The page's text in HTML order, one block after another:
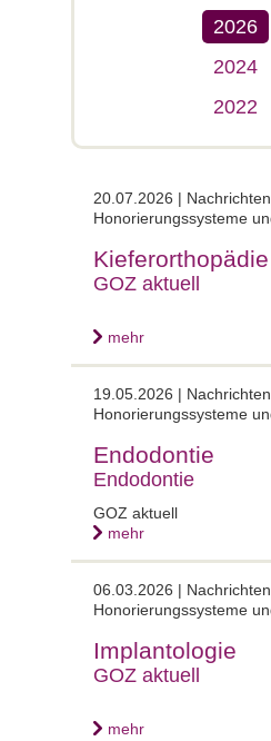
2026
2024
2022
20.07.2026 |
Honorierungssysteme
Kieferorthopädie
GOZ aktuell
mehr
19.05.2026 |
Honorierungssysteme
Endodontie
Endodontie
GOZ aktuell
mehr
06.03.2026 |
Honorierungssysteme
Implantologie
GOZ aktuell
mehr